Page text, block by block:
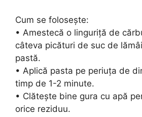
Cum se folosește:
• Amestecă o linguriță de
câteva picături de suc de
pastă.
• Aplică pasta pe periuța de
timp de 1-2 minute.
• Clătește bine gura cu apă
orice reziduu.